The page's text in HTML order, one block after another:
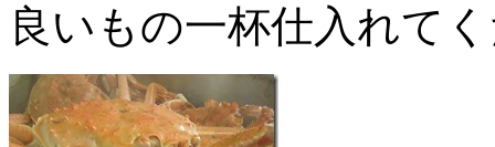
良いもの一杯仕入れて